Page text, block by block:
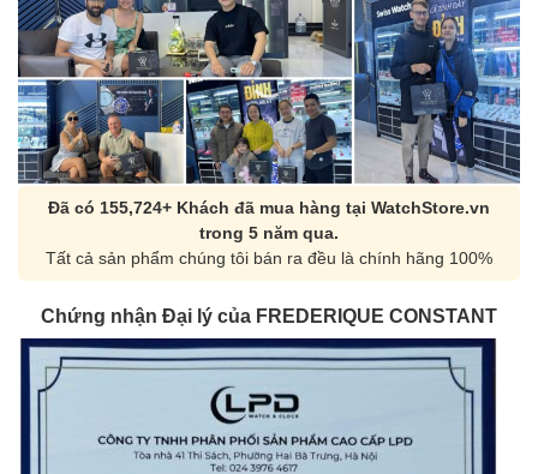
Đã có 155,724+ Khách đã mua hàng tại WatchStore.vn
trong 5 năm qua.
Tất cả sản phẩm chúng tôi bán ra đều là chính hãng 100%
Chứng nhận Đại lý của FREDERIQUE CONSTANT